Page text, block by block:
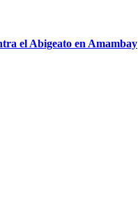
el Abigeato en Amambay